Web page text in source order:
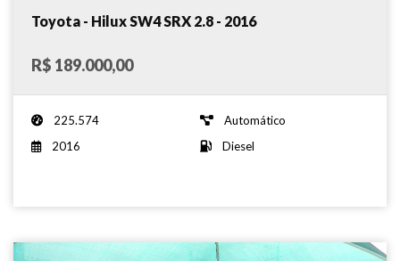
Toyota - Hilux SW4 SRX 2.8 - 2016
R$ 189.000,00
225.574
Automático
2016
Diesel